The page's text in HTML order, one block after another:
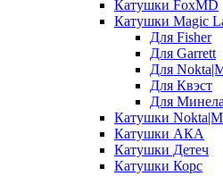
Катушки FoxMD
Катушки Magic
Для Fisher
Для Garrett
Для
Для Квэст
Для
Катушки
Катушки АКА
Катушки Детеч
Катушки Корс